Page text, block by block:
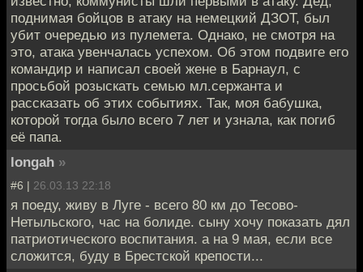
поднимая бойцов в атаку на немецкий ДЗОТ, был
убит очередью из пулемета. Однако, не смотря на
это, атака увенчалась успехом. Об этом подвиге его
командир и написал своей жене в Барнаул, с
просьбой розыскать семью мл.сержанта и
рассказать об этих событиях. Так, моя бабушка,
которой тогда было всего 7 лет и узнала, как погиб
её папа.
longah »
#6 | 26.03.13 22:18
я поеду, живу в Луге - всего 80 км до Тесово-
Нетыльского, час на болиде. сыну хочу показать дял
патриотического воспитания. а на 9 мая, если все
сложится, буду в Брестской крепости...